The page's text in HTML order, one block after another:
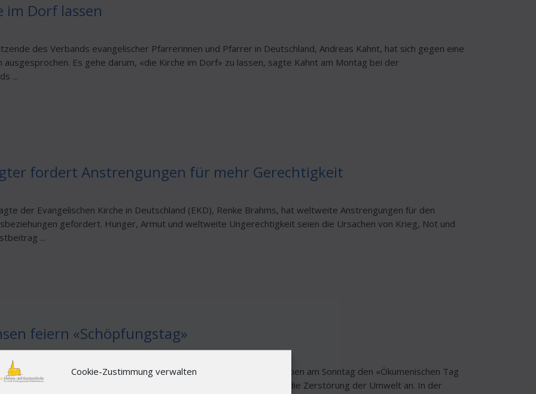
Cookie-Zustimmung verwalten
im Dorf lassen
des Verbands evangelischer Pfarrerinnen und Pfarrer in Deutschland, Andreas Kahnt, hat sich gegen eine
Es gehe darum, «die Kirche im Dorf» zu lassen, sagte Kahnt am Montag bei der
...
fordert Anstrengungen für mehr Gerechtigkeit
der Evangelischen Kirche in Deutschland (EKD), Renke Brahms, hat weltweite Anstrengungen für den
gefordert. Hunger, Armut und weltweite Ungerechtigkeit seien die Ursachen von Krieg, Not und
...
feiern «Schöpfungstag»
evangelische und katholische Kirchengemeinden in Niedersachsen haben am Sonntag den «Ökumenischen Tag
Christen die Schönheit der Natur in den Blickpunkt und prangerten die Zerstörung der Umwelt an. In der